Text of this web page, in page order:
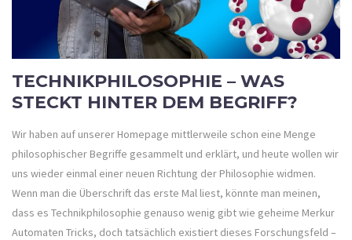
TECHNIKPHILOSOPHIE – WAS
STECKT HINTER DEM BEGRIFF?
Wir haben auf unserer Homepage mittlerweile schon eine Menge
philosophischer Begriffe gesammelt und erklärt, und heute wollen wir
uns wieder einmal einer neuen Richtung der Philosophie widmen.
Wenn man die Überschrift das erste Mal liest, könnte man meinen,
dass es Technikphilosophie genauso wenig gibt wie geheime Merkur
Automaten Tricks, doch tatsächlich existiert dieses Forschungsfeld –